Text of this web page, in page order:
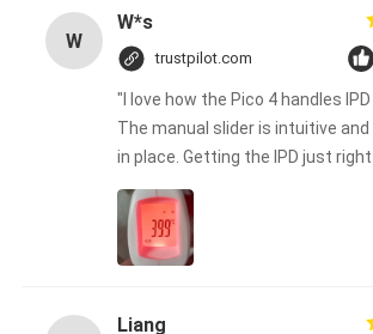
W
W*s
trustpilot.com
"I love how the Pico 4 handles
The manual slider is intuitive
in place. Getting the IPD just
Liang